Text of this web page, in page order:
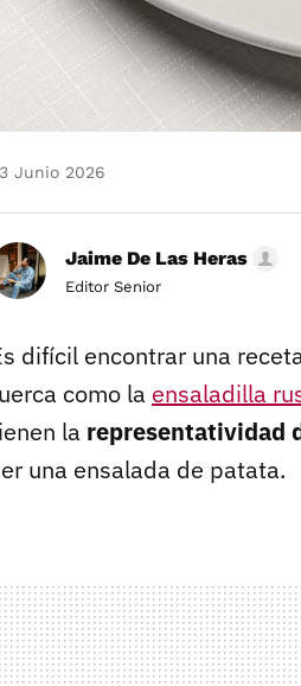
Junio 2026
Jaime De Las Heras
Editor Senior
difícil encontrar una
como la ensaladilla
la representatividad
una ensalada de patata.